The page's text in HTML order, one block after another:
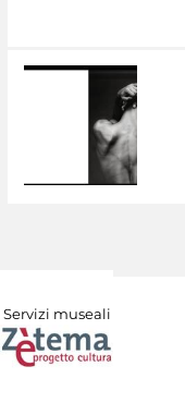
Servizi museali